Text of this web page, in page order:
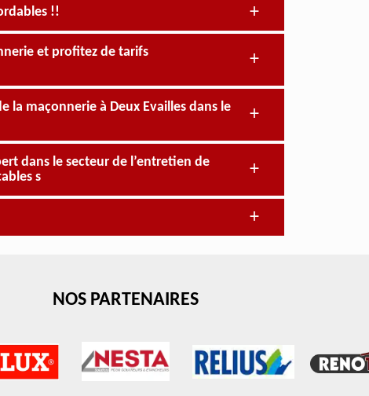
!!
et profitez de tarifs
la maçonnerie à Deux Evailles dans le
dans le secteur de l’entretien de
s
NOS PARTENAIRES